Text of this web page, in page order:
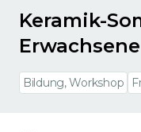
Keramik-
Erwachsene
Bildung, Workshop